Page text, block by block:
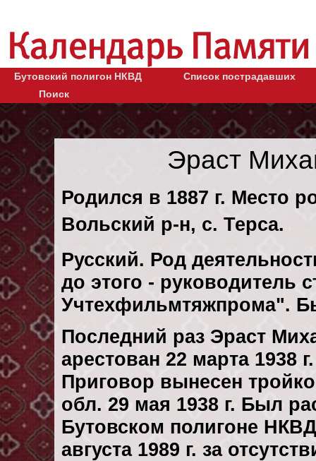
Бутовский полигон НКВД
Список пострадавших
Поиск
Эраст
Родился в 1887 г. Место
Вольский р-н, с. Терса.
Русский. Род
до этого - руководитель
Учтехфильмтяжпрома".
Последний раз Эраст
арестован 22 марта 1938 г.
Приговор вынесен
обл. 29 мая 1938 г. Был
Бутовском полигоне
августа 1989 г. за